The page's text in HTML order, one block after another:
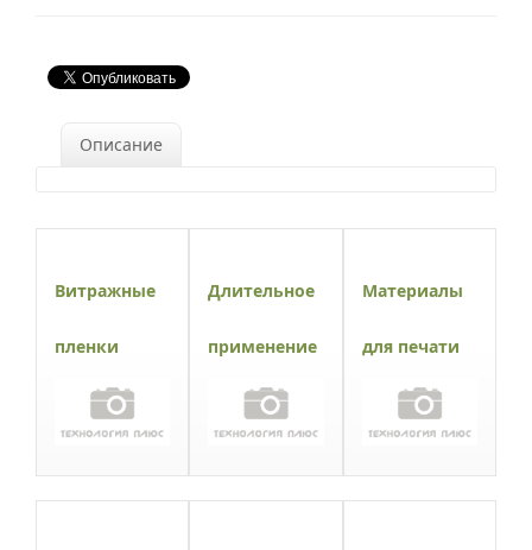
Описание
Витражные
пленки
Длительное
применение
Материалы
для печати